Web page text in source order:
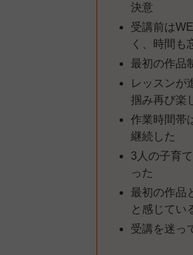
決意
受講前は
く、時間も
最初の作品
レッスンが
掴み再び楽
作業時間帯
継続した
3人の子育
った
最初の作品
と感じてい
受講を迷っ